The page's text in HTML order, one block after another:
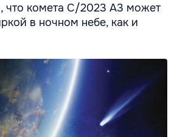
что комета C/2023 А3 может
в ночном небе, как и